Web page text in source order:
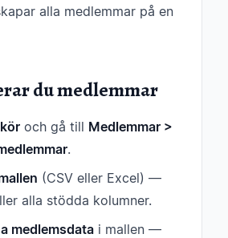
alla medlemmar på en
du medlemmar
och gå till Medlemmar >
.
(CSV eller Excel) —
alla stödda kolumner.
medlemsdata i mallen —